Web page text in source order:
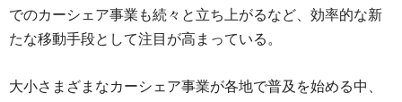
でのカーシェア事業も続々と立ち上がるなど、効率的な新
たな移動手段として注目が高まっている。
大小さまざまなカーシェア事業が各地で普及を始める中、